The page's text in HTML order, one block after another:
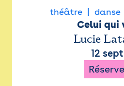
théâtre danse
Celui qui
Lucie
12